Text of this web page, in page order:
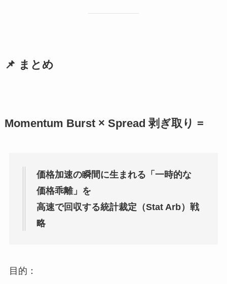
📌 まとめ
Momentum Burst × Spread 剥ぎ取り =
価格加速の瞬間に生まれる「一時的な
価格乖離」を
高速で回収する統計裁定（Stat Arb）戦
略
目的：